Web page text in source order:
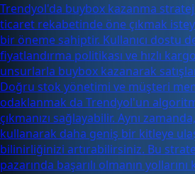
Trendyol'da buybox kazanma
ticaret rekabetinde öne çıkmak
bir öneme sahiptir. Kullanıcı dostu
fiyatlandırma politikası ve hızlı
unsurlarla buybox kazanarak
Doğru stok yönetimi ve müşteri
odaklanmak da Trendyol'un
çıkmanızı sağlayabilir. Aynı
kullanarak daha geniş bir kitleye
bilinirliğinizi artırabilirsiniz. Bu
pazarında başarılı olmanın